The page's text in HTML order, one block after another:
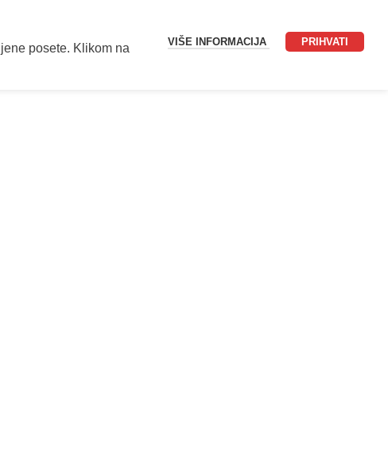
posete. Klikom na
VIŠE INFORMACIJA PRIHVATI